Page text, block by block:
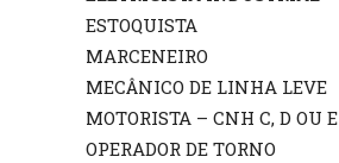
ESTOQUISTA
MARCENEIRO
MECÂNICO DE LINHA LEVE
MOTORISTA – CNH C, D OU E
OPERADOR DE TORNO